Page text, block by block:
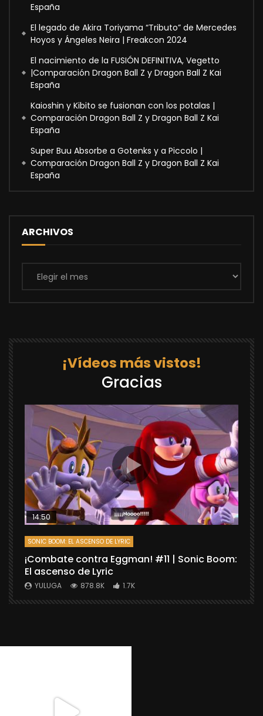
España
El legado de Akira Toriyama “Tributo” de Mercedes
Hoyos y Ángeles Neira | Freakcon 2024
El nacimiento de la FUSIÓN DEFINITIVA, Vegetto
|Comparación Dragon Ball Z y Dragon Ball Z Kai
España
Kaioshin y Kibito se fusionan con los potalas |
Comparación Dragon Ball Z y Dragon Ball Z Kai
España
Super Buu Absorbe a Gotenks y a Piccolo |
Comparación Dragon Ball Z y Dragon Ball Z Kai
España
ARCHIVOS
Archivos
¡Vídeos más vistos!
Gracias
14:50
SONIC BOOM: EL ASCENSO DE LYRIC
¡Combate contra Eggman! #11 | Sonic Boom:
El ascenso de Lyric
YULUGA 878.8K 1.7K